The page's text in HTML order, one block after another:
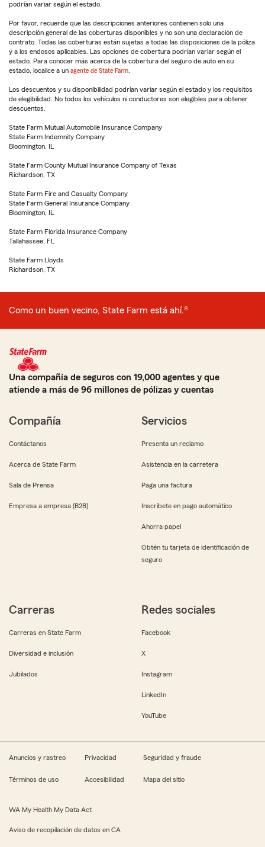
podrían variar según el estado.
Por favor, recuerde que las descripciones anteriores contienen solo una
descripción general de las coberturas disponibles y no son una declaración de
contrato. Todas las coberturas están sujetas a todas las disposiciones de la póliza
y a los endosos aplicables. Las opciones de cobertura podrían variar según el
estado. Para conocer más acerca de la cobertura del seguro de auto en su
estado, localice a un agente de State Farm
Los descuentos y su disponibilidad podrían variar según el estado y los requisitos
de elegibilidad. No todos los vehículos ni conductores son elegibles para obtener
descuentos.
State Farm Mutual Automobile Insurance Company
State Farm Indemnity Company
Bloomington, IL
State Farm County Mutual Insurance Company of Texas
Richardson, TX
State Farm Fire and Casualty Company
State Farm General Insurance Company
Bloomington, IL
State Farm Florida Insurance Company
Tallahassee, FL
State Farm Lloyds
Richardson, TX
Como un buen vecino, State Farm está ahí.®
Una compañía de seguros con 19,000 agentes y que
atiende a más de 96 millones de pólizas y cuentas
Compañía
Contáctanos
Acerca de State Farm
Sala de Prensa
Empresa a empresa (B2B)
Servicios
Presenta un reclamo
Asistencia en la carretera
Paga una factura
Inscríbete en pago automático
Ahorra papel
Obtén tu tarjeta de identificación de
seguro
Carreras
Carreras en State Farm
Diversidad e inclusión
Jubilados
Redes sociales
Facebook
X
Instagram
LinkedIn
YouTube
Anuncios y rastreo Privacidad Seguridad y fraude
Términos de uso Accesibilidad Mapa del sitio
WA My Health My Data Act
Aviso de recopilación de datos en CA